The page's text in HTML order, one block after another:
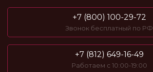
+7 (800) 100-29-72
Звонок бесплатный по РФ
+7 (812) 649-16-49
Работаем с 10:00-19:00